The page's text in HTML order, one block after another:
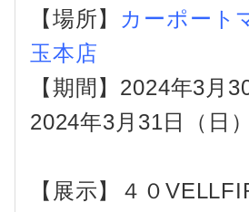
【場所】
カーポート
玉本店
【期間】2024年3月
2024年3月31日（日）
【展示】４０